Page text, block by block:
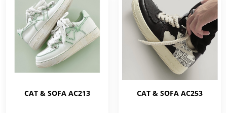
CAT & SOFA AC213 CAT & SOFA AC253